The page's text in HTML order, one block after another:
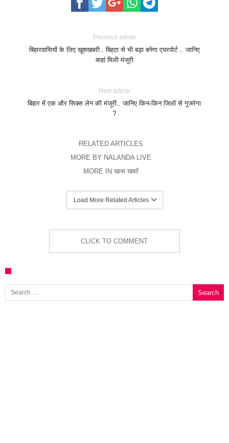
Previous article
बिहारवासियों के लिए खुशखबरी.. बिहटा से भी बड़ा बनेगा एयरपोर्ट .. जानिए
कहां मिली मंजूरी
Next article
बिहार में एक और सिक्स लेन की मंजूरी.. जानिए किन-किन जिलों से गुजरेगा
?
RELATED ARTICLES
MORE BY NALANDA LIVE
MORE IN खास खबरें
Load More Related Articles
CLICK TO COMMENT
Search for: